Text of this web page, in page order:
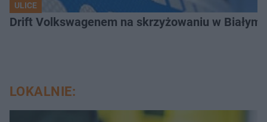
ULICE
Drift Volkswagenem na skrzyżowaniu w
LOKALNIE: